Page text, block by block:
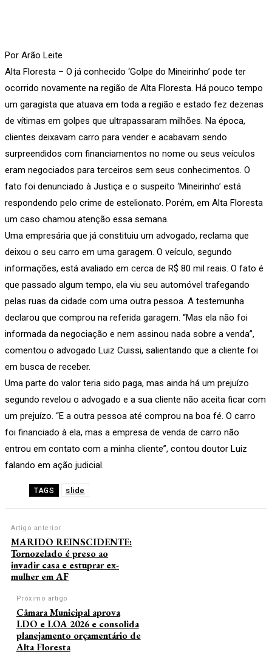
Por Arão Leite
Alta Floresta – O já conhecido ‘Golpe do Mineirinho’ pode ter
ocorrido novamente na região de Alta Floresta. Há pouco tempo
um garagista que atuava em toda a região e estado fez dezenas
de vítimas em golpes que ultrapassaram milhões. Na época,
clientes deixavam carro para vender e acabavam sendo
surpreendidos com financiamentos no nome ou seus veículos
eram negociados para terceiros sem seus conhecimentos. O
fato foi denunciado à Justiça e o suspeito ‘Mineirinho’ está
respondendo pelo crime de estelionato. Porém, em Alta Floresta
um caso chamou atenção essa semana.
Uma empresária que já constituiu um advogado, reclama que
deixou o seu carro em uma garagem. O veículo, segundo
informações, está avaliado em cerca de R$ 80 mil reais. O fato é
que passado algum tempo, ela viu seu automóvel trafegando
pelas ruas da cidade com uma outra pessoa. A testemunha
declarou que comprou na referida garagem. “Mas ela não foi
informada da negociação e nem assinou nada sobre a venda”,
comentou o advogado Luiz Cuissi, salientando que a cliente foi
em busca de receber.
Uma parte do valor teria sido paga, mas ainda há um prejuízo
segundo revelou o advogado e a sua cliente não aceita ficar com
um prejuízo. “E a outra pessoa até comprou na boa fé. O carro
foi financiado à ela, mas a empresa de venda de carro não
entrou em contato com a minha cliente”, contou doutor Luiz
falando em ação judicial.
TAGS slide
Artigo anterior
MARIDO REINSCIDENTE:
Tornozelado é preso ao
invadir casa e estuprar ex-
mulher em AF
Próximo artigo
Câmara Municipal aprova
LDO e LOA 2026 e consolida
planejamento orçamentário de
Alta Floresta